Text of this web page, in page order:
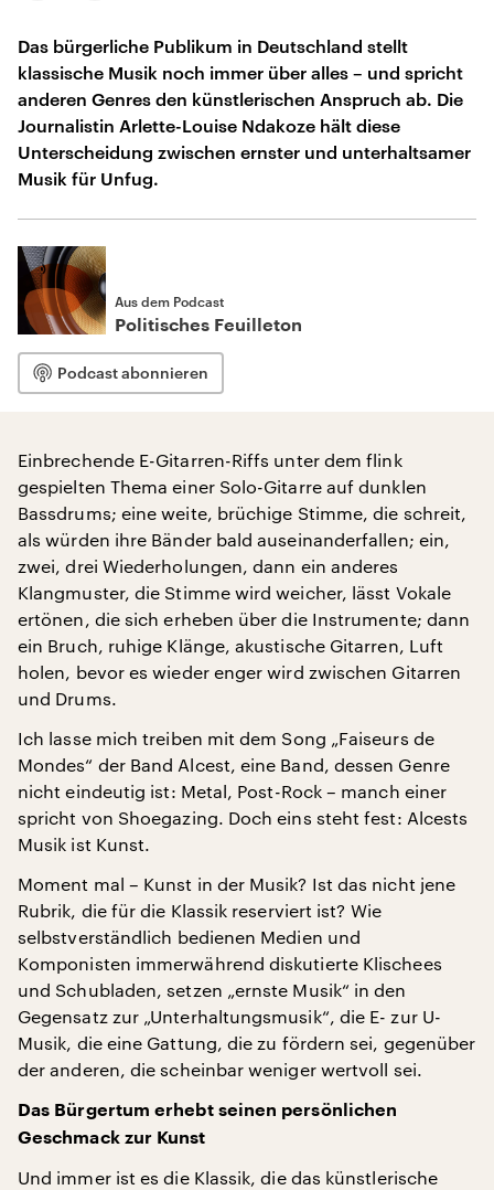
Das bürgerliche Publikum in Deutschland stellt
klassische Musik noch immer über alles – und spricht
anderen Genres den künstlerischen Anspruch ab. Die
Journalistin Arlette-Louise Ndakoze hält diese
Unterscheidung zwischen ernster und unterhaltsamer
Musik für Unfug.
Aus dem Podcast
Politisches Feuilleton
Podcast abonnieren
Einbrechende E-Gitarren-Riffs unter dem flink
gespielten Thema einer Solo-Gitarre auf dunklen
Bassdrums; eine weite, brüchige Stimme, die schreit,
als würden ihre Bänder bald auseinanderfallen; ein,
zwei, drei Wiederholungen, dann ein anderes
Klangmuster, die Stimme wird weicher, lässt Vokale
ertönen, die sich erheben über die Instrumente; dann
ein Bruch, ruhige Klänge, akustische Gitarren, Luft
holen, bevor es wieder enger wird zwischen Gitarren
und Drums.
Ich lasse mich treiben mit dem Song „Faiseurs de
Mondes“ der Band Alcest, eine Band, dessen Genre
nicht eindeutig ist: Metal, Post-Rock – manch einer
spricht von Shoegazing. Doch eins steht fest: Alcests
Musik ist Kunst.
Moment mal – Kunst in der Musik? Ist das nicht jene
Rubrik, die für die Klassik reserviert ist? Wie
selbstverständlich bedienen Medien und
Komponisten immerwährend diskutierte Klischees
und Schubladen, setzen „ernste Musik“ in den
Gegensatz zur „Unterhaltungsmusik“, die E- zur U-
Musik, die eine Gattung, die zu fördern sei, gegenüber
der anderen, die scheinbar weniger wertvoll sei.
Das Bürgertum erhebt seinen persönlichen
Geschmack zur Kunst
Und immer ist es die Klassik, die das künstlerische